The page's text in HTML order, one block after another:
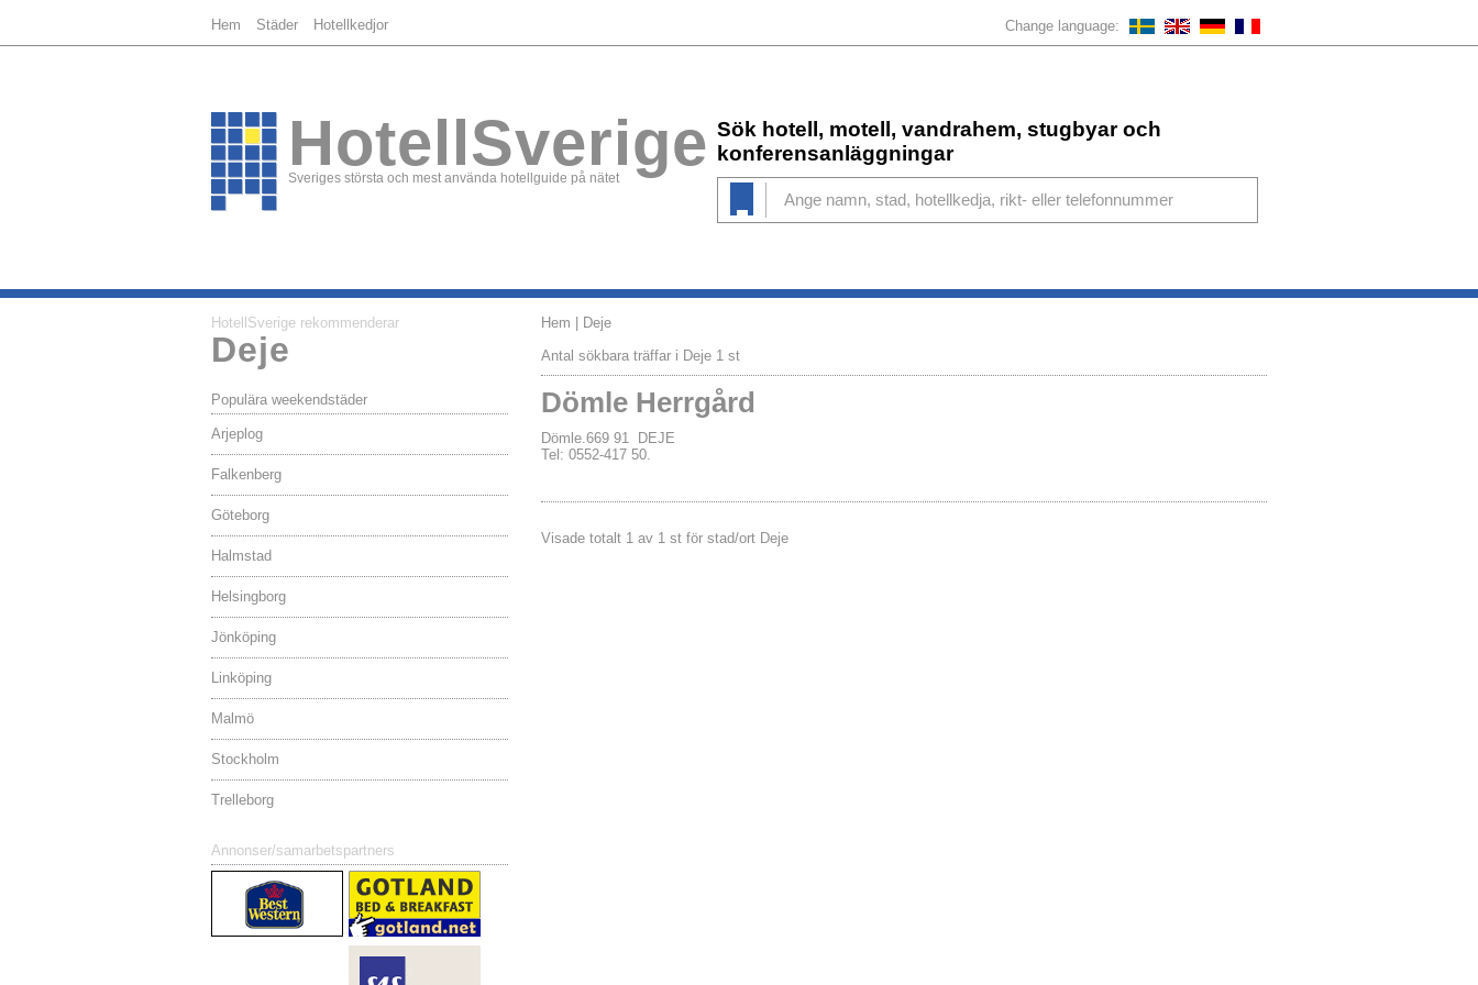
Hem Städer Hotellkedjor Change language:
HotellSverige
Sveriges största och mest använda hotellguide på nätet
Sök hotell, motell, vandrahem, stugbyar och
konferensanläggningar
HotellSverige rekommenderar
Deje
Populära weekendstäder
Arjeplog
Falkenberg
Göteborg
Halmstad
Helsingborg
Jönköping
Linköping
Malmö
Stockholm
Trelleborg
Annonser/samarbetspartners
Hem | Deje
Antal sökbara träffar i Deje 1 st
Dömle Herrgård
Dömle.669 91 DEJE
Tel: 0552-417 50.
Visade totalt 1 av 1 st för stad/ort Deje